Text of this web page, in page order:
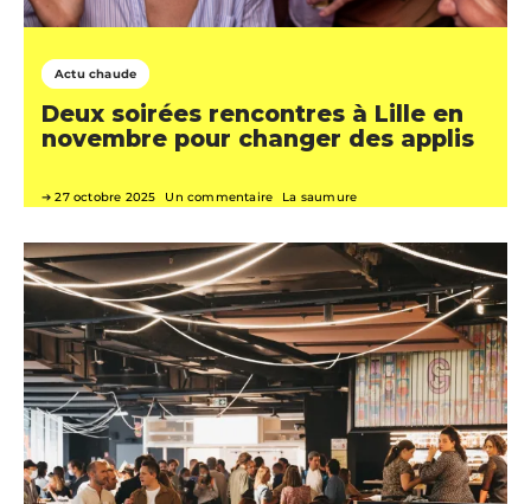
Actu chaude
Deux soirées rencontres à Lille en
novembre pour changer des applis
27 octobre 2025 Un commentaire La saumure